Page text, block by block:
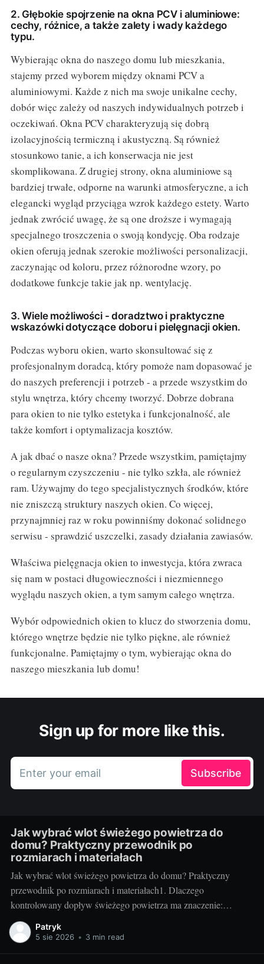
2. Głębokie spojrzenie na okna PCV i aluminiowe:
cechy, różnice, a także zalety i wady każdego
typu.
Wybierając okna do naszego domu lub mieszkania,
stajemy przed wyborem między oknami PCV a
aluminiowymi. Każde z nich ma swoje unikalne cechy,
dobór więc zależy od naszych indywidualnych potrzeb i
oczekiwań. Okna PCV charakteryzują się dobrą
izolacyjnością termiczną i akustyczną. Są również
stosunkowo tanie, a ich konserwacja nie jest
skomplikowana. Z drugiej strony, okna aluminiowe są
bardziej trwałe, odporne na warunki atmosferyczne, a ich
elegancki wygląd przyciąga wzrok każdego estety. Warto
jednak zwrócić uwagę, że są one droższe i wymagają
specjalnego troszczenia o swoją kondycję. Oba rodzaje
okien oferują jednak szerokie możliwości personalizacji,
zaczynając od koloru, przez różnorodne wzory, po
dodatkowe funkcje takie jak np. wentylację.
3. Wiele możliwości - doradztwo i praktyczne
wskazówki dotyczące doboru i pielęgnacji okien.
Podczas wyboru okien, warto skonsultować się z
profesjonalnym doradcą, który pomoże nam dopasować je
do naszych preferencji i potrzeb - a przede wszystkim do
stylu wnętrza, który chcemy tworzyć. Dobrze dobrana
para okien to nie tylko estetyka i funkcjonalność, ale
także komfort i optymalizacja kosztów.
A jak dbać o nasze okna? Przede wszystkim, pamiętajmy
o regularnym czyszczeniu - nie tylko szkła, ale również
ram. Używajmy do tego specjalistycznych środków, które
nie zniszczą struktury naszych okien. Co więcej,
przynajmniej raz w roku powinniśmy dokonać solidnego
serwisu - sprawdzić uszczelki, zasady działania zawiasów.
Właściwa pielęgnacja okien to inwestycja, która zwraca
się nam w postaci długowieczności i niezmiennego
wyglądu naszych okien, a tym samym całego wnętrza.
Wybór odpowiednich okien to klucz do stworzenia domu,
którego wnętrze będzie nie tylko piękne, ale również
funkcjonalne. Pamiętajmy o tym, wybierając okna do
naszego mieszkania lub domu!
Sign up for more like this.
Enter your email Subscribe
Jak wybrać wlot świeżego powietrza do
domu? Praktyczny przewodnik po
rozmiarach i materiałach
Jak wybrać wlot świeżego powietrza do domu? Praktyczny
przewodnik po rozmiarach i materiałach1. Dlaczego
kontrolowany dopływ świeżego powietrza ma znaczenie:
komfort, zdrowie i rachunkiNowoczesne, szczelne domy świetnie
trzymają ciepło, ale bez kontrolowanego nawiewu szybko
Patryk
5 sie 2026 • 3 min read